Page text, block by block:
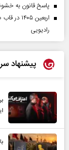
پاسخ قانون به
اربعین
رادیویی
پیشنهاد